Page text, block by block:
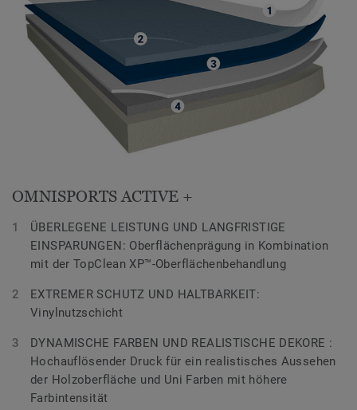
OMNISPORTS ACTIVE +
ÜBERLEGENE LEISTUNG UND LANGFRISTIGE
EINSPARUNGEN: Oberflächenprägung in Kombination
mit der TopClean XP™-Oberflächenbehandlung
EXTREMER SCHUTZ UND HALTBARKEIT:
Vinylnutzschicht
DYNAMISCHE FARBEN UND REALISTISCHE DEKORE :
Hochauflösender Druck für ein realistisches Aussehen
der Holzoberfläche und Uni Farben mit höhere
Farbintensität